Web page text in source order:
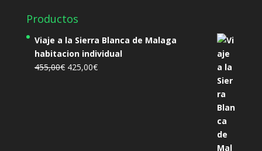
Productos
Viaje a la Sierra Blanca de Malaga
habitacion individual
455,00€ El
425,00€El